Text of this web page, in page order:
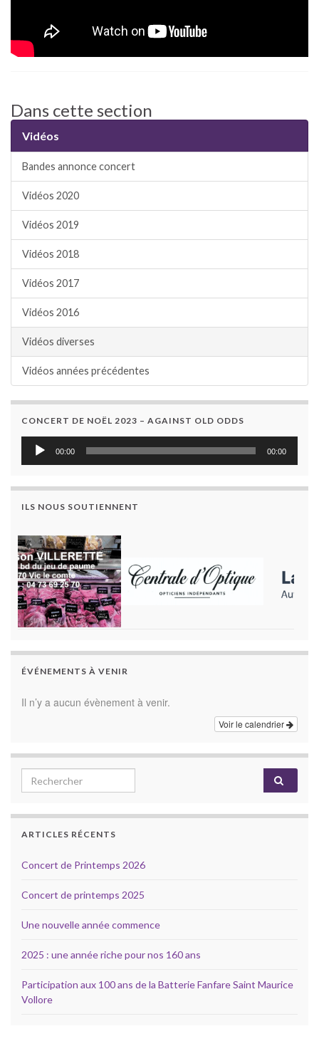
Dans cette section
Vidéos
Bandes annonce concert
Vidéos 2020
Vidéos 2019
Vidéos 2018
Vidéos 2017
Vidéos 2016
Vidéos diverses
Vidéos années précédentes
CONCERT DE NOËL 2023 – AGAINST OLD ODDS
Lecteur
00:00 00:00
ILS NOUS SOUTIENNENT
ÉVÉNEMENTS À VENIR
Il n’y a aucun évènement à venir.
Voir le calendrier
Search for:
ARTICLES RÉCENTS
Concert de Printemps 2026
Concert de printemps 2025
Une nouvelle année commence
2025 : une année riche pour nos 160 ans
Participation aux 100 ans de la Batterie Fanfare Saint Maurice
Vollore